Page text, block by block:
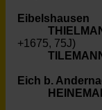
Eibelshausen
+1675, 75J)
Eich b.